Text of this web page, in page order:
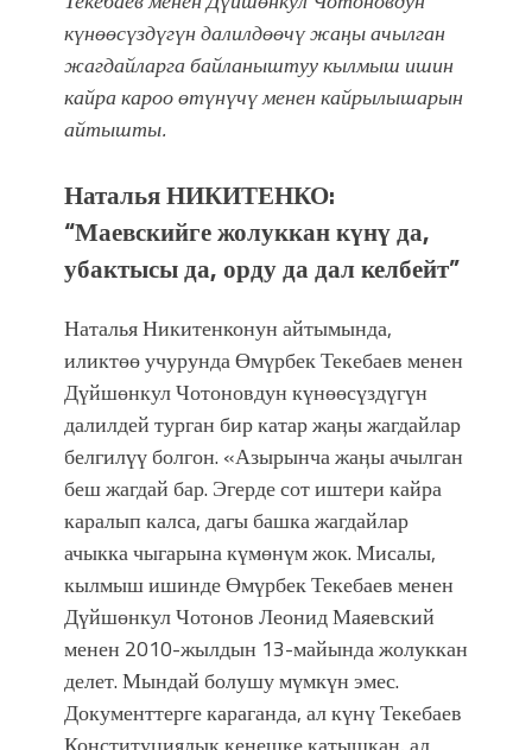
болмок”
күнөөсүздүгүн далилдөөчү жаӊы ачылган
жагдайларга байланыштуу кылмыш ишин
кайра кароо өтүнүчү менен кайрылышарын
айтышты.
Наталья НИКИТЕНКО:
“Маевскийгежолуккан күнү да,
убактысы да, орду да дал келбейт”
Наталья Никитенконун айтымында,
иликтөө учурунда Өмүрбек Текебаев менен
Дүйшөнкул Чотоновдун күнөөсүздүгүн
далилдей турган бир катар жаӊы жагдайлар
белгилүү болгон. «Азырынча жаӊы ачылган
беш жагдай бар. Эгерде сот иштери кайра
каралып калса, дагы башка жагдайлар
ачыкка чыгарына күмөнүм жок. Мисалы,
кылмыш ишинде Өмүрбек Текебаев менен
Дүйшөнкул Чотонов Леонид Маяевский
менен 2010-жылдын 13-майында жолуккан
делет. Мындай болушу мүмкүн эмес.
Документтерге караганда, ал күнү Текебаев